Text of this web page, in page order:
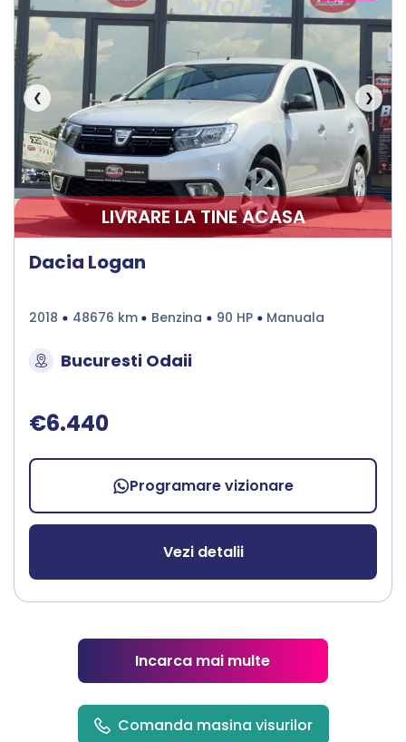
❮ ❯
LIVRARE LA TINE ACASA
Dacia Logan
2018 48676 km Benzina 90 HP Manuala
Bucuresti Odaii
€6.440
Programare vizionare
Vezi detalii
Incarca mai multe
Comanda masina visurilor